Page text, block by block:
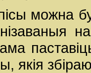
можна
якія